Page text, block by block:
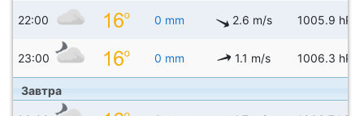
22:00 0 mm 2.6 m/s 1005.9 hPa
23:00 0 mm 1.1 m/s 1006.3 hPa
Завтра